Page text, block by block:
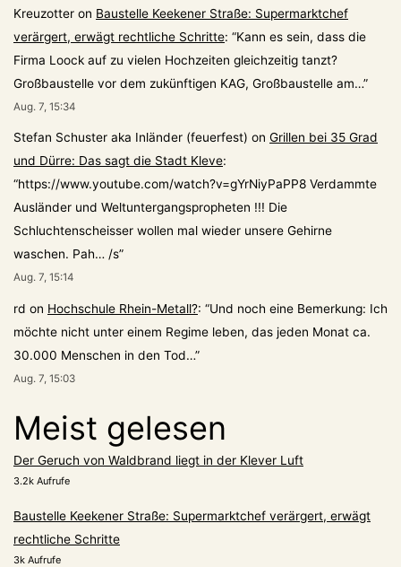
Kreuzotter on Baustelle Keekener Straße: Supermarktchef
verärgert, erwägt rechtliche Schritte: “Kann es sein, dass die
Firma Loock auf zu vielen Hochzeiten gleichzeitig tanzt?
Großbaustelle vor dem zukünftigen KAG, Großbaustelle am…”
Aug. 7, 15:34
Stefan Schuster aka Inländer (feuerfest) on Grillen bei 35 Grad
und Dürre: Das sagt die Stadt Kleve:
“https://www.youtube.com/watch?v=gYrNiyPaPP8 Verdammte
Ausländer und Weltuntergangspropheten !!! Die
Schluchtenscheisser wollen mal wieder unsere Gehirne
waschen. Pah… /s”
Aug. 7, 15:14
rd on Hochschule Rhein-Metall?: “Und noch eine Bemerkung: Ich
möchte nicht unter einem Regime leben, das jeden Monat ca.
30.000 Menschen in den Tod…”
Aug. 7, 15:03
Meist gelesen
Der Geruch von Waldbrand liegt in der Klever Luft
3.2k Aufrufe
Baustelle Keekener Straße: Supermarktchef verärgert, erwägt
rechtliche Schritte
3k Aufrufe